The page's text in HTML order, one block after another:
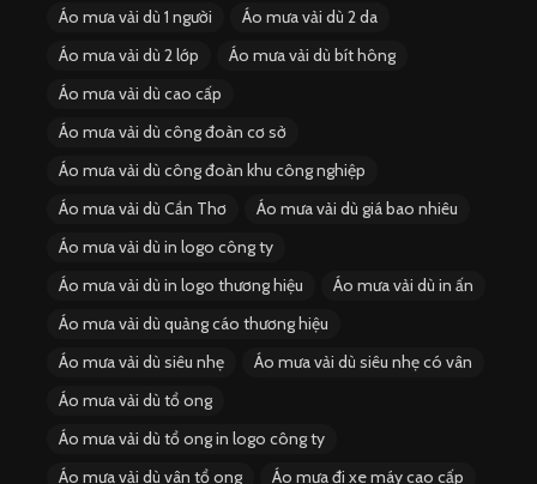
Áo mưa vải dù 1 người
Áo mưa vải dù 2 da
Áo mưa vải dù 2 lớp
Áo mưa vải dù bít hông
Áo mưa vải dù cao cấp
Áo mưa vải dù công đoàn cơ sở
Áo mưa vải dù công đoàn khu công nghiệp
Áo mưa vải dù Cần Thơ
Áo mưa vải dù giá bao nhiêu
Áo mưa vải dù in logo công ty
Áo mưa vải dù in logo thương hiệu
Áo mưa vải dù in ấn
Áo mưa vải dù quảng cáo thương hiệu
Áo mưa vải dù siêu nhẹ
Áo mưa vải dù siêu nhẹ có vân
Áo mưa vải dù tổ ong
Áo mưa vải dù tổ ong in logo công ty
Áo mưa vải dù vân tổ ong
Áo mưa đi xe máy cao cấp